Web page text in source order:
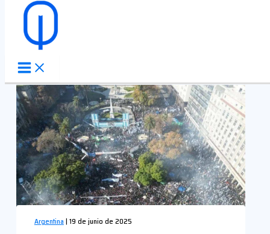
Ir al contenido
Argentina | 19 de junio de 2025